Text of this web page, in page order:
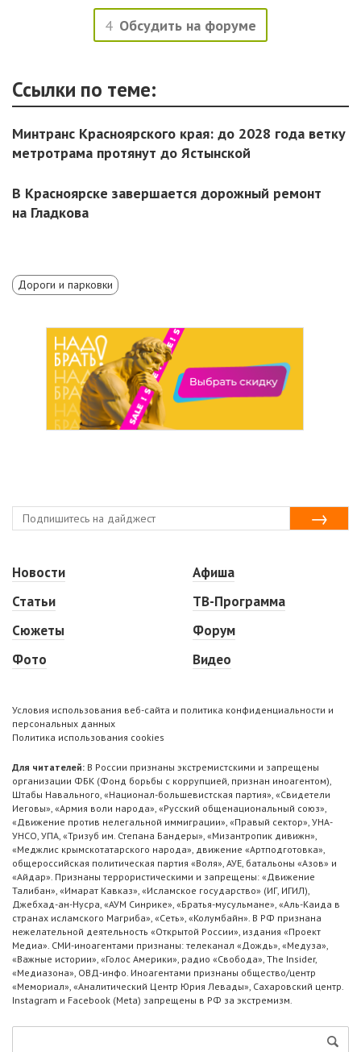
4 Обсудить на форуме
Ссылки по теме:
Минтранс Красноярского края: до 2028 года ветку
метротрама протянут до Ястынской
В Красноярске завершается дорожный ремонт
на Гладкова
Дороги и парковки
Новости
Статьи
Сюжеты
Фото
Афиша
ТВ-Программа
Форум
Видео
Условия использования веб-сайта и политика конфиденциальности и
персональных данных
Политика использования cookies
Для читателей: В России признаны экстремистскими и запрещены
организации ФБК (Фонд борьбы с коррупцией, признан иноагентом),
Штабы Навального, «Национал-большевистская партия», «Свидетели
Иеговы», «Армия воли народа», «Русский общенациональный союз»,
«Движение против нелегальной иммиграции», «Правый сектор», УНА-
УНСО, УПА, «Тризуб им. Степана Бандеры», «Мизантропик дивижн»,
«Меджлис крымскотатарского народа», движение «Артподготовка»,
общероссийская политическая партия «Воля», АУЕ, батальоны «Азов» и
«Айдар». Признаны террористическими и запрещены: «Движение
Талибан», «Имарат Кавказ», «Исламское государство» (ИГ, ИГИЛ),
Джебхад-ан-Нусра, «АУМ Синрике», «Братья-мусульмане», «Аль-Каида в
странах исламского Магриба», «Сеть», «Колумбайн». В РФ признана
нежелательной деятельность «Открытой России», издания «Проект
Медиа». СМИ-иноагентами признаны: телеканал «Дождь», «Медуза»,
«Важные истории», «Голос Америки», радио «Свобода», The Insider,
«Медиазона», ОВД-инфо. Иноагентами признаны общество/центр
«Мемориал», «Аналитический Центр Юрия Левады», Сахаровский центр.
Instagram и Facebook (Metа) запрещены в РФ за экстремизм.